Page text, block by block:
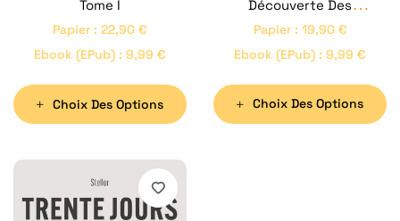
Tome I
Papier : 22,90 €
Ebook (ePub) : 9,99 €
Choix Des Options
Découverte Des
Amériques
Papier: 19,90 €
Ebook (ePub) : 9,99 €
Choix Des Options